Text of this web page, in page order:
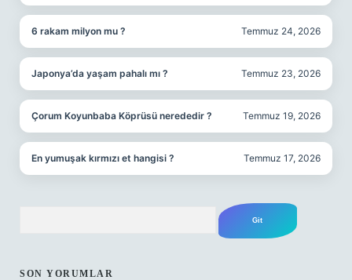
6 rakam milyon mu ? Temmuz 24, 2026
Japonya’da yaşam pahalı mı ? Temmuz 23, 2026
Çorum Koyunbaba Köprüsü nerededir ? Temmuz 19, 2026
En yumuşak kırmızı et hangisi ? Temmuz 17, 2026
SON YORUMLAR